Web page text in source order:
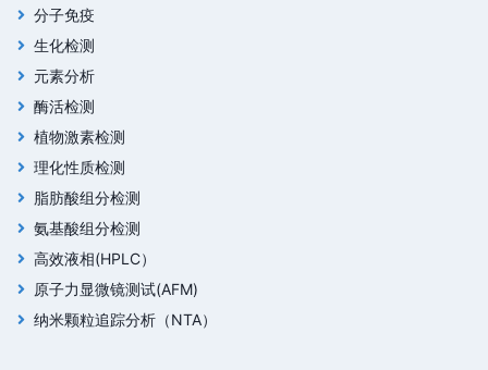
分子免疫
生化检测
元素分析
酶活检测
植物激素检测
理化性质检测
脂肪酸组分检测
氨基酸组分检测
高效液相(HPLC）
原子力显微镜测试(AFM)
纳米颗粒追踪分析（NTA）